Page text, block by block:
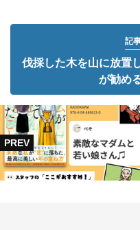
記
伐採した木を山に放置
が勧め